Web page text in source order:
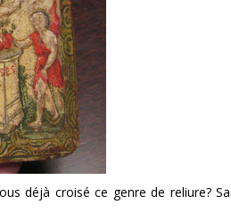
déjà croisé ce genre de reliure? Sa